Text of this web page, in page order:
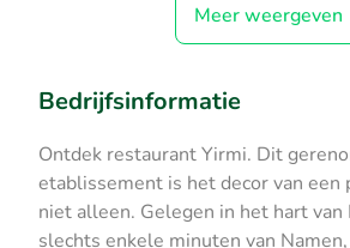
Meer weergeven
Bedrijfsinformatie
Ontdek restaurant Yirmi. Dit
etablissement is het decor van een
niet alleen. Gelegen in het hart van
slechts enkele minuten van